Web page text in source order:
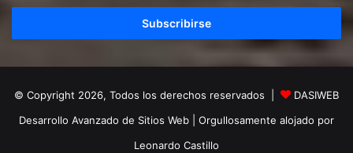
correo
© Copyright 2026, Todos los derechos reservados |
DASIWEB
Desarrollo Avanzado de Sitios Web | Orgullosamente alojado por
Leonardo Castillo